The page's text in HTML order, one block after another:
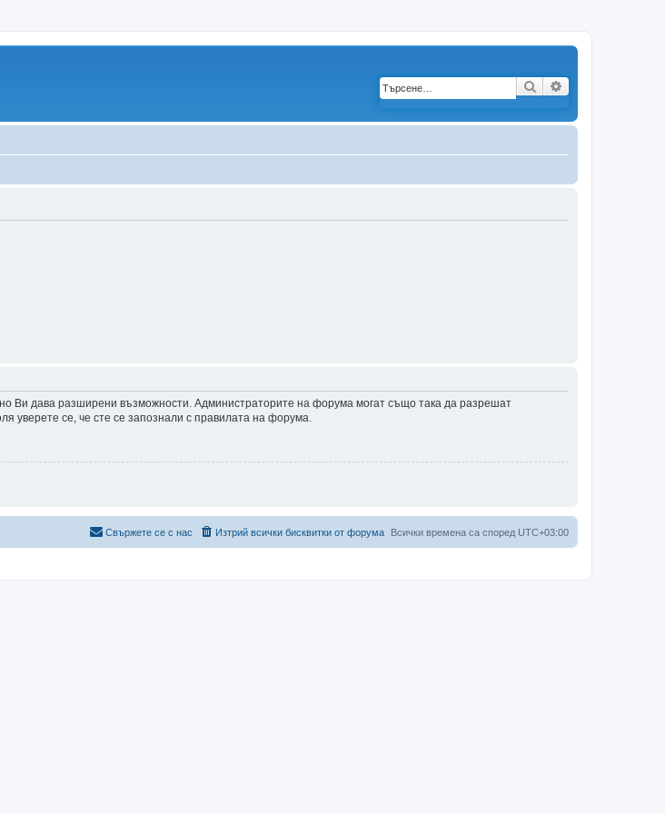
Търсене
Ви дава разширени възможности. Администраторите на форума могат също така да разрешат
уверете се, че сте се запознали с правилата на форума.
Всички времена са според UTC+03:00
Изтрий всички бисквитки от форума
Свържете се с нас